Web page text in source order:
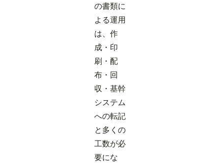
の書類に
よる運用
は、作
成・印
刷・配
布・回
収・基幹
システム
への転記
と多くの
工数が必
要にな